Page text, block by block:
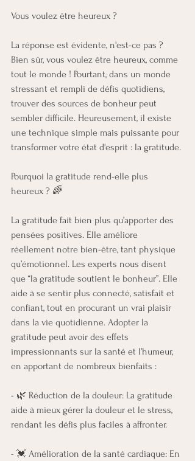
Vous voulez être heureux ?
La réponse est évidente, n'est-ce pas ?
Bien sûr, vous voulez être heureux, comme
tout le monde ! Pourtant, dans un monde
stressant et rempli de défis quotidiens,
trouver des sources de bonheur peut
sembler difficile. Heureusement, il existe
une technique simple mais puissante pour
transformer votre état d'esprit : la gratitude.
Pourquoi la gratitude rend-elle plus
heureux ? 🌈
La gratitude fait bien plus qu’apporter des
pensées positives. Elle améliore
réellement notre bien-être, tant physique
qu’émotionnel. Les experts nous disent
que “la gratitude soutient le bonheur”. Elle
aide à se sentir plus connecté, satisfait et
confiant, tout en procurant un vrai plaisir
dans la vie quotidienne. Adopter la
gratitude peut avoir des effets
impressionnants sur la santé et l’humeur,
en apportant de nombreux bienfaits :
- 🌿 Réduction de la douleur: La gratitude
aide à mieux gérer la douleur et le stress,
rendant les défis plus faciles à affronter.
- 💓 Amélioration de la santé cardiaque: En